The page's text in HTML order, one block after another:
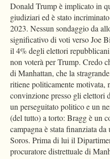
Donald Trump è implicato in
giudiziari ed è stato
2023. Nessun sondaggio da
significativo di voti verso Joe
il 4% degli elettori
non voterà per Trump. Credo
di Manhattan, che la
ritiene politicamente motivata,
convinzione presso gli elettori
un perseguitato politico e un
(del tutto) a torto: Bragg è un
campagna è stata finanziata
Soros. Prima di lui il
procuratore distrettuale di